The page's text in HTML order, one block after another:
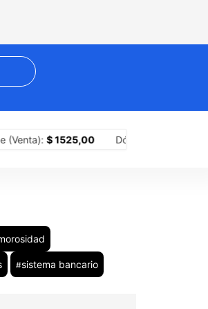
escribe y “los años sin piedad”
$ 1525,00 Dólar MEP (Compra):
#sistema bancario